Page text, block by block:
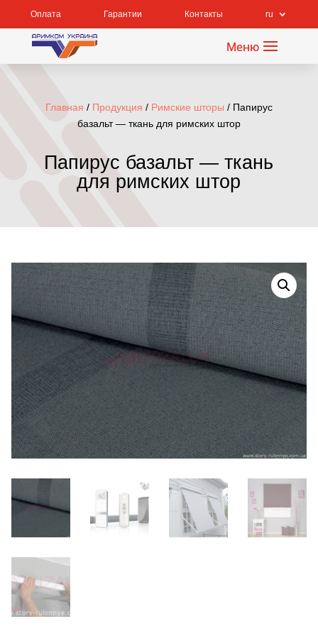
Оплата Гарантии Контакты ru
Главная / Продукция / Римские шторы / Папирус
базальт — ткань для римских штор
Папирус базальт — ткань
для римских штор